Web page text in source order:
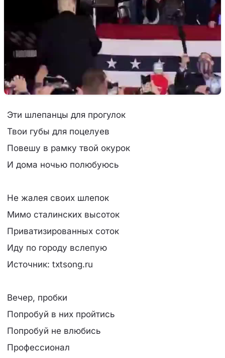
Эти шлепанцы для прогулок
Твои губы для поцелуев
Повешу в рамку твой окурок
И дома ночью полюбуюсь
Не жалея своих шлепок
Мимо сталинских высоток
Приватизированных соток
Иду по городу вслепую
Источник: txtsong.ru
Вечер, пробки
Попробуй в них пройтись
Попробуй не влюбись
Профессионал